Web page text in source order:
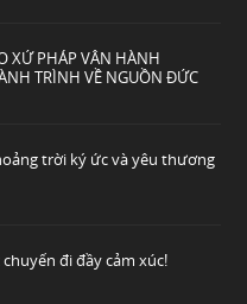
XỨ PHÁP VÂN HÀNH
TRÌNH VỀ NGUỒN ĐỨC
trời ký ức và yêu thương
đi đầy cảm xúc!